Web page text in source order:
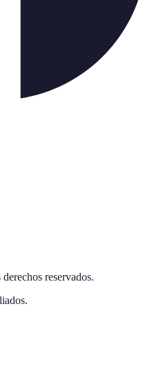
reservados.